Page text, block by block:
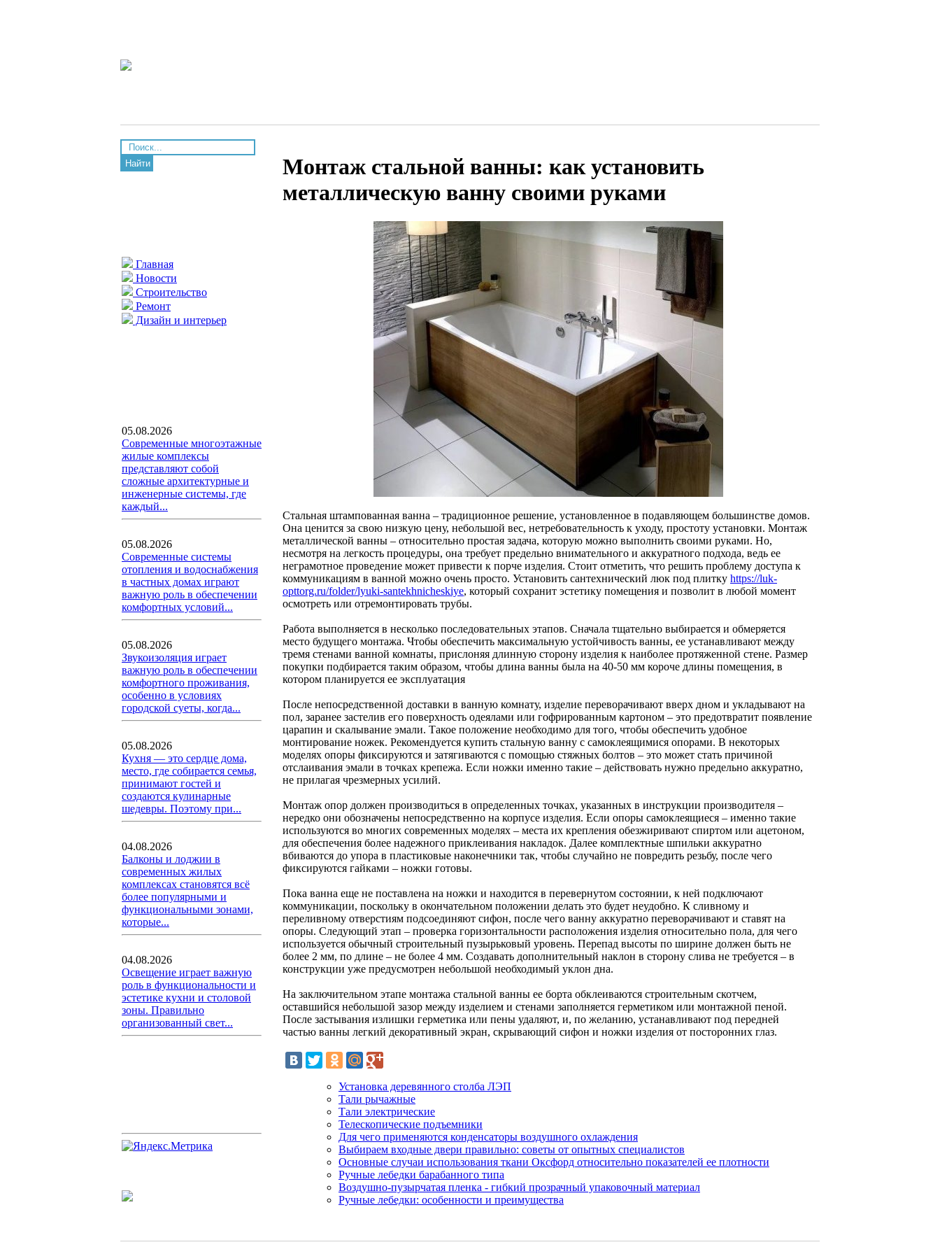
Найти
Главная
Новости
Строительство
Ремонт
Дизайн и интерьер
05.08.2026
Современные многоэтажные
жилые комплексы
представляют собой
сложные архитектурные и
инженерные системы, где
каждый...
05.08.2026
Современные системы
отопления и водоснабжения
в частных домах играют
важную роль в обеспечении
комфортных условий...
05.08.2026
Звукоизоляция играет
важную роль в обеспечении
комфортного проживания,
особенно в условиях
городской суеты, когда...
05.08.2026
Кухня — это сердце дома,
место, где собирается семья,
принимают гостей и
создаются кулинарные
шедевры. Поэтому при...
04.08.2026
Балконы и лоджии в
современных жилых
комплексах становятся всё
более популярными и
функциональными зонами,
которые...
04.08.2026
Освещение играет важную
роль в функциональности и
эстетике кухни и столовой
зоны. Правильно
организованный свет...
Монтаж стальной ванны: как установить
металлическую ванну своими руками
Стальная штампованная ванна – традиционное решение, установленное в подавляющем большинстве домов.
Она ценится за свою низкую цену, небольшой вес, нетребовательность к уходу, простоту установки. Монтаж
металлической ванны – относительно простая задача, которую можно выполнить своими руками. Но,
несмотря на легкость процедуры, она требует предельно внимательного и аккуратного подхода, ведь ее
неграмотное проведение может привести к порче изделия. Стоит отметить, что решить проблему доступа к
коммуникациям в ванной можно очень просто. Установить сантехнический люк под плитку https://luk-
opttorg.ru/folder/lyuki-santekhnicheskiye, который сохранит эстетику помещения и позволит в любой момент
осмотреть или отремонтировать трубы.
Работа выполняется в несколько последовательных этапов. Сначала тщательно выбирается и обмеряется
место будущего монтажа. Чтобы обеспечить максимальную устойчивость ванны, ее устанавливают между
тремя стенами ванной комнаты, прислоняя длинную сторону изделия к наиболее протяженной стене. Размер
покупки подбирается таким образом, чтобы длина ванны была на 40-50 мм короче длины помещения, в
котором планируется ее эксплуатация
После непосредственной доставки в ванную комнату, изделие переворачивают вверх дном и укладывают на
пол, заранее застелив его поверхность одеялами или гофрированным картоном – это предотвратит появление
царапин и скалывание эмали. Такое положение необходимо для того, чтобы обеспечить удобное
монтирование ножек. Рекомендуется купить стальную ванну с самоклеящимися опорами. В некоторых
моделях опоры фиксируются и затягиваются с помощью стяжных болтов – это может стать причиной
отслаивания эмали в точках крепежа. Если ножки именно такие – действовать нужно предельно аккуратно,
не прилагая чрезмерных усилий.
Монтаж опор должен производиться в определенных точках, указанных в инструкции производителя –
нередко они обозначены непосредственно на корпусе изделия. Если опоры самоклеящиеся – именно такие
используются во многих современных моделях – места их крепления обезжиривают спиртом или ацетоном,
для обеспечения более надежного приклеивания накладок. Далее комплектные шпильки аккуратно
вбиваются до упора в пластиковые наконечники так, чтобы случайно не повредить резьбу, после чего
фиксируются гайками – ножки готовы.
Пока ванна еще не поставлена на ножки и находится в перевернутом состоянии, к ней подключают
коммуникации, поскольку в окончательном положении делать это будет неудобно. К сливному и
переливному отверстиям подсоединяют сифон, после чего ванну аккуратно переворачивают и ставят на
опоры. Следующий этап – проверка горизонтальности расположения изделия относительно пола, для чего
используется обычный строительный пузырьковый уровень. Перепад высоты по ширине должен быть не
более 2 мм, по длине – не более 4 мм. Создавать дополнительный наклон в сторону слива не требуется – в
конструкции уже предусмотрен небольшой необходимый уклон дна.
На заключительном этапе монтажа стальной ванны ее борта обклеиваются строительным скотчем,
оставшийся небольшой зазор между изделием и стенами заполняется герметиком или монтажной пеной.
После застывания излишки герметика или пены удаляют, и, по желанию, устанавливают под передней
частью ванны легкий декоративный экран, скрывающий сифон и ножки изделия от посторонних глаз.
Установка деревянного столба ЛЭП
Тали рычажные
Тали электрические
Телескопические подъемники
Для чего применяются конденсаторы воздушного охлаждения
Выбираем входные двери правильно: советы от опытных специалистов
Основные случаи использования ткани Оксфорд относительно показателей ее плотности
Ручные лебедки барабанного типа
Воздушно-пузырчатая пленка - гибкий прозрачный упаковочный материал
Ручные лебедки: особенности и преимущества